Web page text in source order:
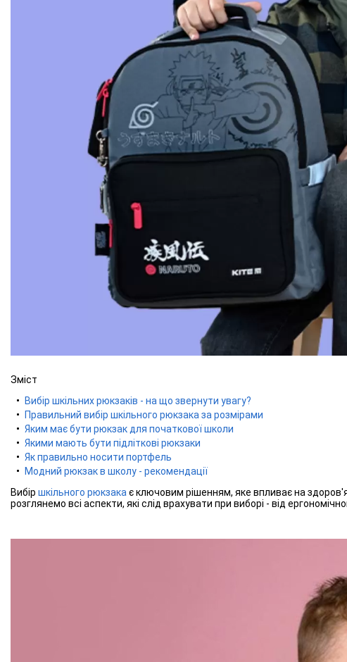
Зміст
Вибір шкільних рюкзаків - на що звернути увагу?
Правильний вибір шкільного рюкзака за розмірами
Яким має бути рюкзак для початкової школи
Якими мають бути підліткові рюкзаки
Як правильно носити портфель
Модний рюкзак в школу - рекомендації
Вибір шкільного рюкзака є ключовим рішенням, яке впливає на
розглянемо всі аспекти, які слід врахувати при виборі - від